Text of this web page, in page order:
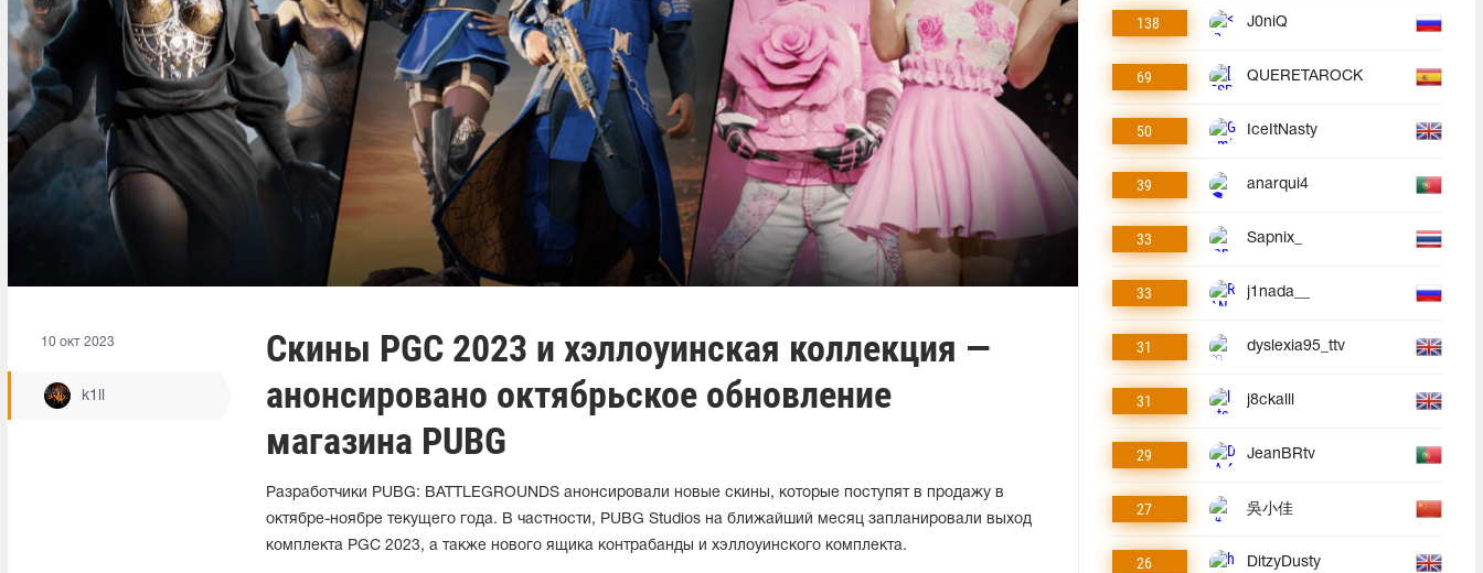
10 окт 2023
k1ll
Скины PGC 2023 и хэллоуинская коллекция —
анонсировано октябрьское обновление
магазина PUBG
Разработчики PUBG: BATTLEGROUNDS анонсировали новые скины, которые поступят в продажу в
октябре-ноябре текущего года. В частности, PUBG Studios на ближайший месяц запланировали выход
комплекта PGC 2023, а также нового ящика контрабанды и хэллоуинского комплекта.
138 J0niQ
69 QUERETAROCK
50 IceItNasty
39 anarqui4
33 Sapnix_
33 j1nada__
31 dyslexia95_ttv
31 j8ckalll
29 JeanBRtv
27 吳小佳
26 DitzyDusty